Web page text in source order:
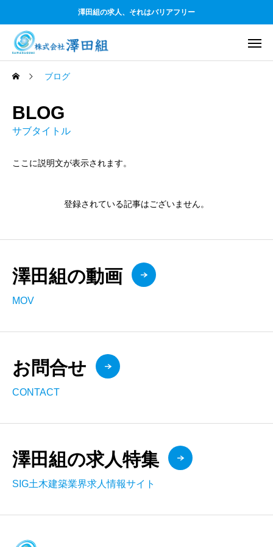
澤田組の求人、それはバリアフリー
ブログ
BLOG
サブタイトル
ここに説明文が表示されます。
登録されている記事はございません。
澤田組の動画
MOV
お問合せ
CONTACT
澤田組の求人特集
SIG土木建築業界求人情報サイト